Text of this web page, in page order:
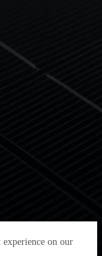
experience on our